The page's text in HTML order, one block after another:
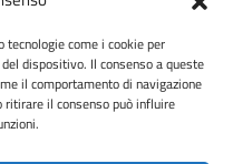
come i cookie per
dispositivo. Il consenso a queste
il comportamento di navigazione
ritirare il consenso può influire